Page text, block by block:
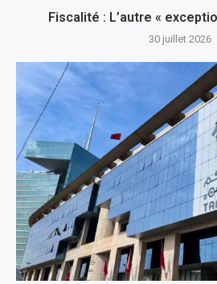
Fiscalité : L’autre «
30 juillet 2026